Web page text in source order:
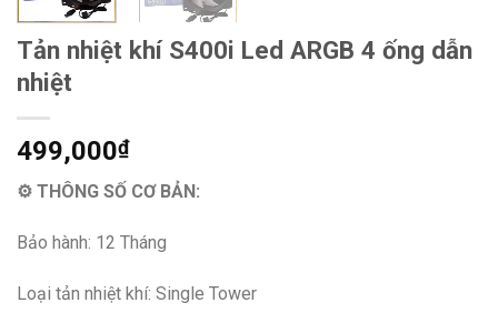
Tản nhiệt khí S400i Led ARGB 4 ống dẫn
nhiệt
499,000₫
⚙ THÔNG SỐ CƠ BẢN:
Bảo hành: 12 Tháng
Loại tản nhiệt khí: Single Tower